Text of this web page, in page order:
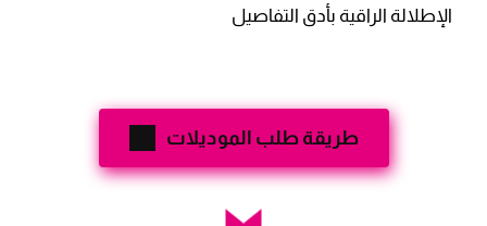
الإطلالة الراقية بأدق التفاصيل
طريقة طلب الموديلات